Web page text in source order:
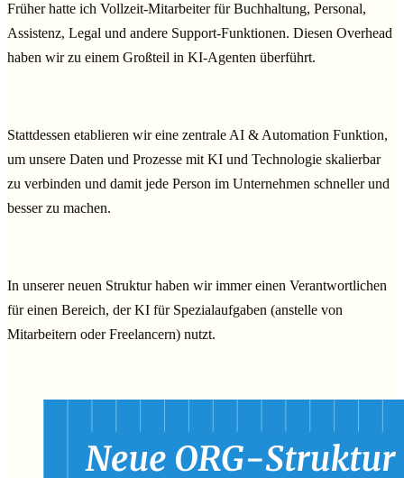
Früher hatte ich Vollzeit-Mitarbeiter für Buchhaltung, Personal,
Assistenz, Legal und andere Support-Funktionen. Diesen Overhead
haben wir zu einem Großteil in KI-Agenten überführt.
Stattdessen etablieren wir eine zentrale AI & Automation Funktion,
um unsere Daten und Prozesse mit KI und Technologie skalierbar
zu verbinden und damit jede Person im Unternehmen schneller und
besser zu machen.
In unserer neuen Struktur haben wir immer einen Verantwortlichen
für einen Bereich, der KI für Spezialaufgaben (anstelle von
Mitarbeitern oder Freelancern) nutzt.